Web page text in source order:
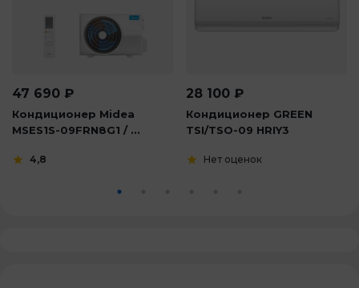
47 690 ₽
Кондиционер Midea
MSES1S-09FRN8G1 / ...
4,8
28 100 ₽
Кондиционер GREEN
TSI/TSO-09 HRIY3
Нет оценок